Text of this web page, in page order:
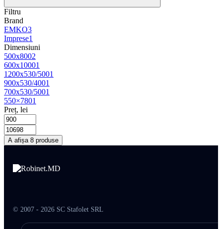
Filtru
Brand
EMKO3
Imprese1
Dimensiuni
500x8002
600x10001
1200х530/5001
900х530/4001
700x530/5001
550×7801
Preț, lei
A afișa 8 produse
© 2007 - 2026 SC Stafolet SRL